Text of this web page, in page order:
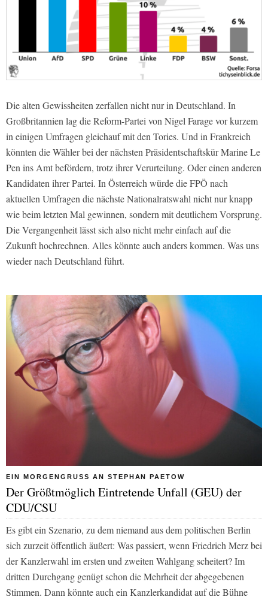
Die alten Gewissheiten zerfallen nicht nur in Deutschland. In
Großbritannien lag die Reform-Partei von Nigel Farage vor kurzem
in einigen Umfragen gleichauf mit den Tories. Und in Frankreich
könnten die Wähler bei der nächsten Präsidentschaftskür Marine Le
Pen ins Amt befördern, trotz ihrer Verurteilung. Oder einen anderen
Kandidaten ihrer Partei. In Österreich würde die FPÖ nach
aktuellen Umfragen die nächste Nationalratswahl nicht nur knapp
wie beim letzten Mal gewinnen, sondern mit deutlichem Vorsprung.
Die Vergangenheit lässt sich also nicht mehr einfach auf die
Zukunft hochrechnen. Alles könnte auch anders kommen. Was uns
wieder nach Deutschland führt.
EIN MORGENGRUSS AN STEPHAN PAETOW
Der Größtmöglich Eintretende Unfall (GEU) der
CDU/CSU
Es gibt ein Szenario, zu dem niemand aus dem politischen Berlin
sich zurzeit öffentlich äußert: Was passiert, wenn Friedrich Merz bei
der Kanzlerwahl im ersten und zweiten Wahlgang scheitert? Im
dritten Durchgang genügt schon die Mehrheit der abgegebenen
Stimmen. Dann könnte auch ein Kanzlerkandidat auf die Bühne